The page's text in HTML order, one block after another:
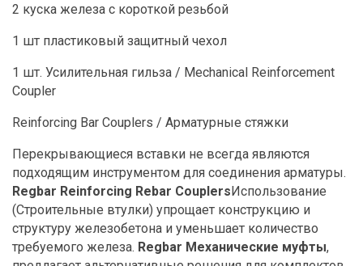
2 куска железа с короткой резьбой
1 шт пластиковый защитный чехол
1 шт. Усилительная гильза / Mechanical Reinforcement
Coupler
Reinforcing Bar Couplers / Арматурные стяжки
Перекрывающиеся вставки не всегда являются
подходящим инструментом для соединения арматуры.
Regbar Reinforcing Rebar CouplersИспользование
(Строительные втулки) упрощает конструкцию и
структуру железобетона и уменьшает количество
требуемого железа. Regbar Механические муфты,